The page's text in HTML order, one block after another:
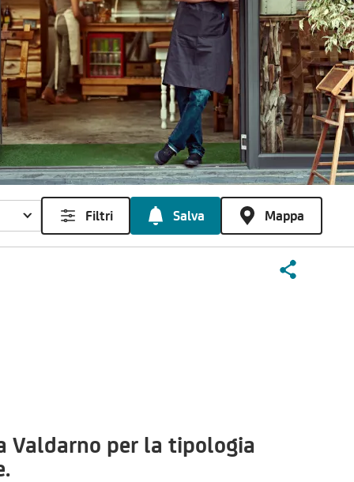
Filtri Salva Mappa
Valdarno per la tipologia